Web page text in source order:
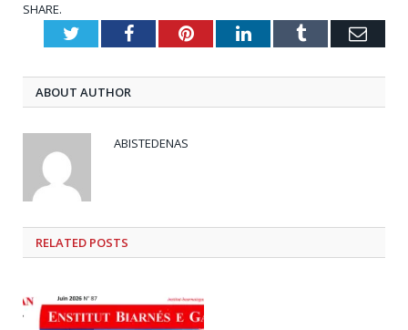
SHARE.
TwitterFacebookPinterestLinkedInTumblr
ABOUT AUTHOR
ABISTEDENAS
RELATED POSTS